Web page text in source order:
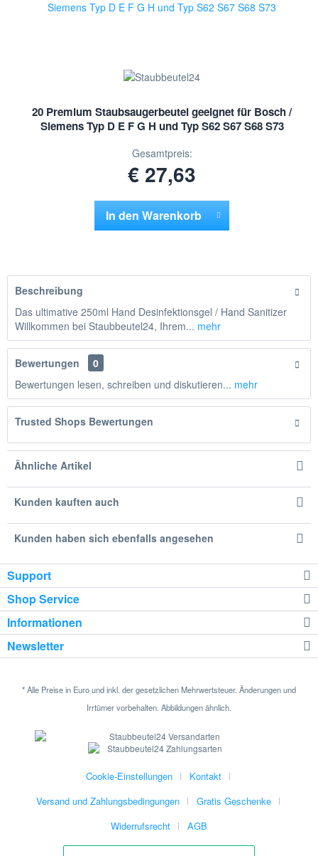
20 Premium Staubsaugerbeutel geeignet für Bosch /
Siemens Typ D E F G H und Typ S62 S67 S68 S73
Gesamtpreis:
€ 27,63
In den Warenkorb
Beschreibung
Das ultimative 250ml Hand Desinfektionsgel / Hand Sanitizer
Willkommen bei Staubbeutel24, Ihrem... mehr
Bewertungen
0
Bewertungen lesen, schreiben und diskutieren... mehr
Trusted Shops Bewertungen
Ähnliche Artikel
Kunden kauften auch
Kunden haben sich ebenfalls angesehen
Support
Shop Service
Informationen
Newsletter
* Alle Preise in Euro und inkl. der gesetzlichen Mehrwertsteuer. Änderungen und
Irrtümer vorbehalten. Abbildungen ähnlich.
Cookie-Einstellungen
Kontakt
Versand und Zahlungsbedingungen
Gratis Geschenke
Widerrufsrecht
AGB